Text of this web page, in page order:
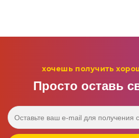
хочешь получить
Просто оставь